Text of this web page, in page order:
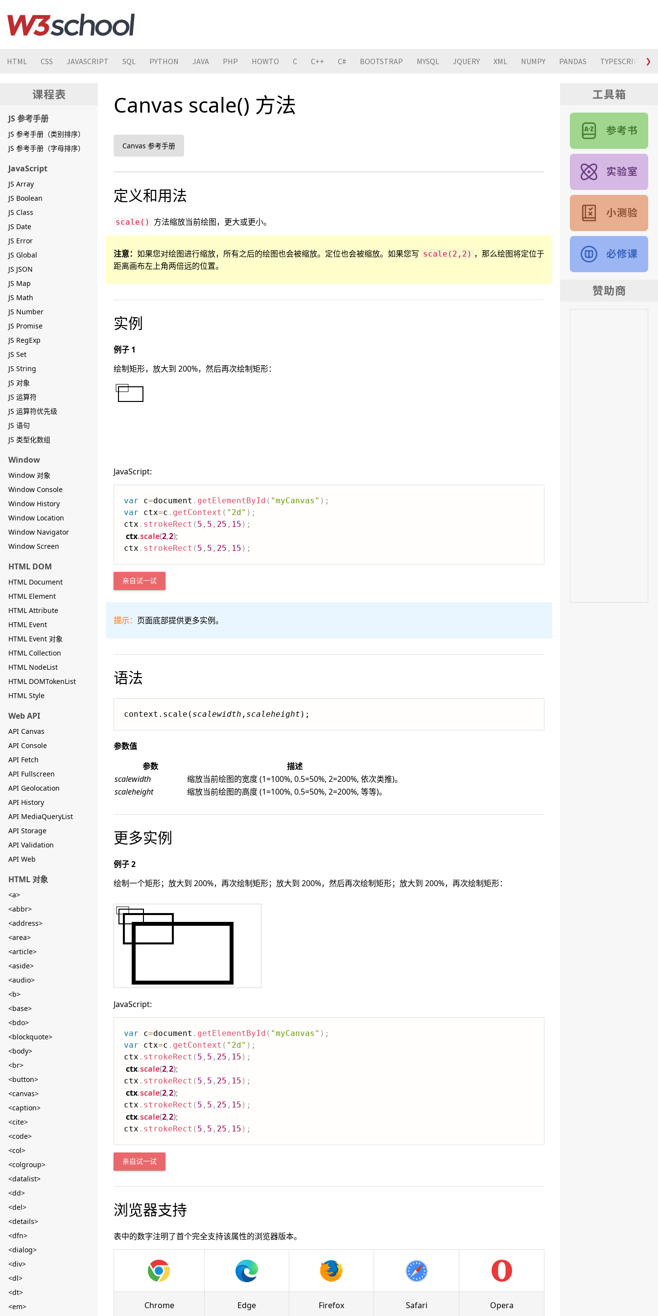
HTML CSS JAVASCRIPT SQL PYTHON JAVA PHP HOWTO C C++ C# BOOTSTRAP MYSQL JQUERY XML NUMPY PANDAS TYPESCRIPT ❯
JS 参考手册
JS 参考手册（类别排序）
JS 参考手册（字母排序）
JavaScript
JS Array
JS Boolean
JS Class
JS Date
JS Error
JS Global
JS JSON
JS Map
JS Math
JS Number
JS Promise
JS RegExp
JS Set
JS String
JS 对象
JS 运算符
JS 运算符优先级
JS 语句
JS 类型化数组
Window
Window 对象
Window Console
Window History
Window Location
Window Navigator
Window Screen
HTML DOM
HTML Document
HTML Element
HTML Attribute
HTML Event
HTML Event 对象
HTML Collection
HTML NodeList
HTML DOMTokenList
HTML Style
Web API
API Canvas
API Console
API Fetch
API Fullscreen
API Geolocation
API History
API MediaQueryList
API Storage
API Validation
API Web
HTML 对象
<a>
<abbr>
<address>
<area>
<article>
<aside>
<audio>
<b>
<base>
<bdo>
<blockquote>
<body>
<br>
<button>
<canvas>
<caption>
<cite>
<code>
<col>
<colgroup>
<datalist>
<dd>
<del>
<details>
<dfn>
<dialog>
<div>
<dl>
<dt>
<em>
Canvas scale() 方法
Canvas 参考手册
定义和用法
scale() 方法缩放当前绘图，更大或更小。
注意： 如果您对绘图进行缩放，所有之后的绘图也会被缩放。定位也会被缩放。如果您写 scale(2,2) ，那么绘图将定位于
距离画布左上角两倍远的位置。
实例
例子 1
绘制矩形，放大到 200%，然后再次绘制矩形：
JavaScript:
var c=document . getElementById ( "myCanvas" ) ;
var ctx=c . getContext ( "2d" ) ;
ctx . strokeRect ( 5 , 5 , 25 , 15 ) ;
ctx.scale(2,2);
ctx . strokeRect ( 5 , 5 , 25 , 15 ) ;
亲自试一试
提示： 页面底部提供更多实例。
语法
context.scale( scalewidth , scaleheight );
参数值
参数
描述
scalewidth
缩放当前绘图的宽度 (1=100%, 0.5=50%, 2=200%, 依次类推)。
scaleheight
缩放当前绘图的高度 (1=100%, 0.5=50%, 2=200%, 等等)。
更多实例
例子 2
绘制一个矩形；放大到 200%，再次绘制矩形；放大到 200%，然后再次绘制矩形；放大到 200%，再次绘制矩形：
JavaScript:
var c=document . getElementById ( "myCanvas" ) ;
var ctx=c . getContext ( "2d" ) ;
ctx . strokeRect ( 5 , 5 , 25 , 15 ) ;
ctx.scale(2,2);
ctx . strokeRect ( 5 , 5 , 25 , 15 ) ;
ctx.scale(2,2);
ctx . strokeRect ( 5 , 5 , 25 , 15 ) ;
ctx.scale(2,2);
ctx . strokeRect ( 5 , 5 , 25 , 15 ) ;
亲自试一试
浏览器支持
表中的数字注明了首个完全支持该属性的浏览器版本。
Chrome Edge Firefox Safari Opera